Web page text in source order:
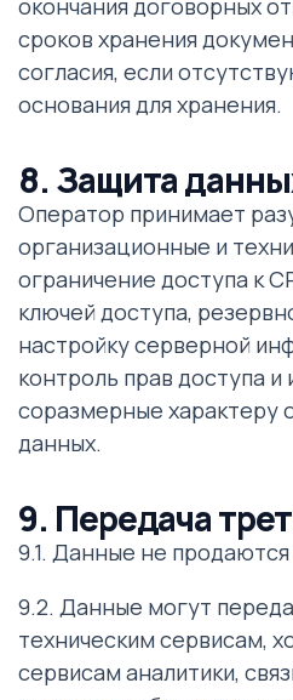
сроков хранения
согласия, если
основания для хранения.
8. Защита
Оператор принимает
организационные и
ограничение доступа к
ключей доступа,
настройку серверной
контроль прав доступа
соразмерные характеру
данных.
9. Передача
9.1. Данные не
9.2. Данные могут
техническим сервисам,
сервисам аналитики,